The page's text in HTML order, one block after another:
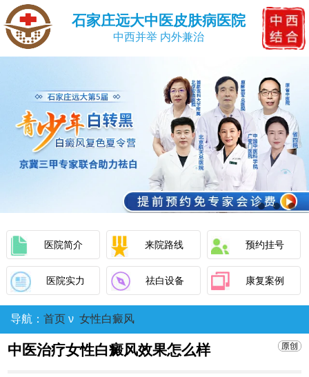
石家庄远大中医皮肤病医院
中西并举 内外兼治
医院简介 来院路线 预约挂号
医院实力 祛白设备 康复案例
导航： 首页 ν 女性白癜风
中医治疗女性白癜风效果怎么样